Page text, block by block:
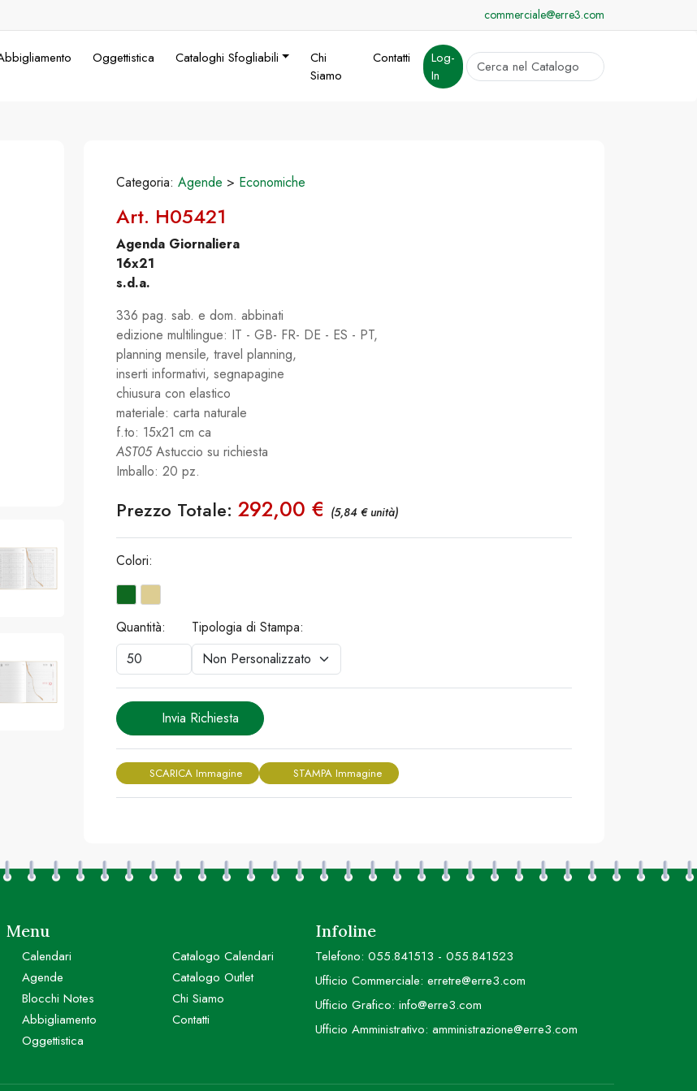
commerciale@erre3.com
Oggettistica Cataloghi Sfogliabili
Chi
Siamo
Contatti
Log-
In
cerca
Categoria: Agende > Economiche
Art. H05421
Agenda Giornaliera
16x21
s.d.a.
336 pag. sab. e dom. abbinati
edizione multilingue: IT - GB- FR- DE - ES - PT,
planning mensile, travel planning,
inserti informativi, segnapagine
chiusura con elastico
materiale: carta naturale
f.to: 15x21 cm ca
AST05Astuccio su richiesta
Imballo: 20 pz.
Prezzo Totale: 292,00 € (5,84 € unità)
Colori:
Quantità: Tipologia di Stampa:
Invia Richiesta
SCARICA Immagine STAMPA Immagine
Menu
Calendari
Agende
Blocchi Notes
Abbigliamento
Oggettistica
Catalogo Calendari
Catalogo Outlet
Chi Siamo
Contatti
Infoline
Telefono: 055.841513 - 055.841523
Ufficio Commerciale: erretre@erre3.com
Ufficio Grafico: info@erre3.com
Ufficio Amministrativo: amministrazione@erre3.com